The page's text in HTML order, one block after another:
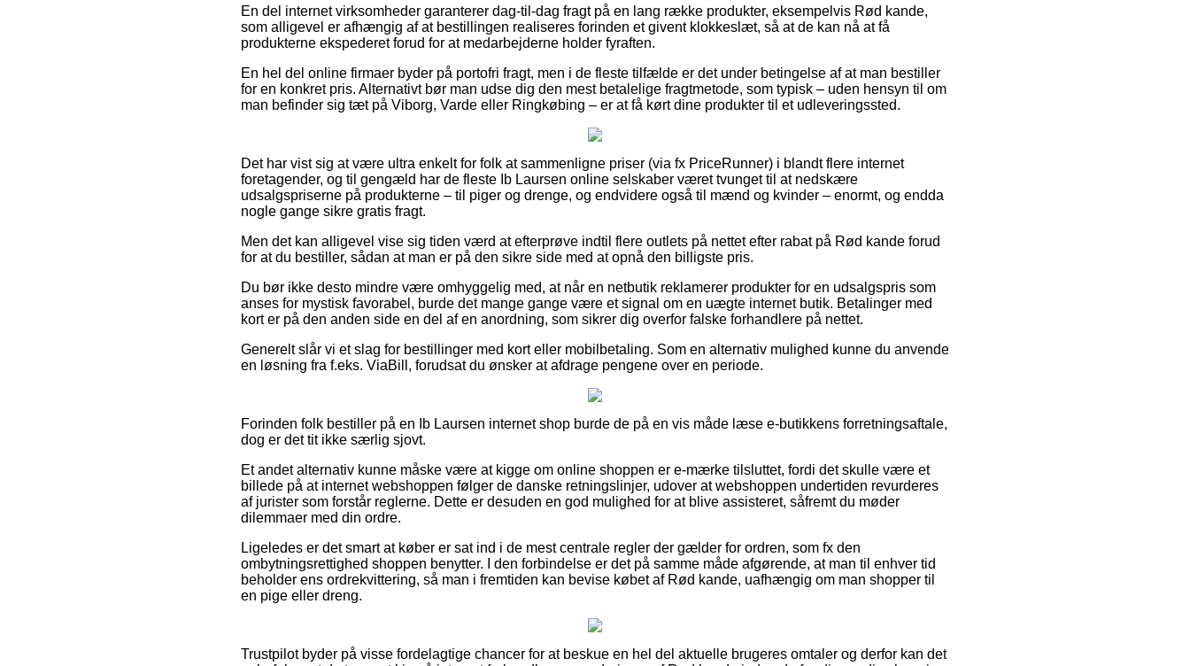
En del internet virksomheder garanterer dag-til-dag fragt på en lang række produkter, eksempelvis Rød kande,
som alligevel er afhængig af at bestillingen realiseres forinden et givent klokkeslæt, så at de kan nå at få
produkterne ekspederet forud for at medarbejderne holder fyraften.
En hel del online firmaer byder på portofri fragt, men i de fleste tilfælde er det under betingelse af at man bestiller
for en konkret pris. Alternativt bør man udse dig den mest betalelige fragtmetode, som typisk – uden hensyn til om
man befinder sig tæt på Viborg, Varde eller Ringkøbing – er at få kørt dine produkter til et udleveringssted.
Det har vist sig at være ultra enkelt for folk at sammenligne priser (via fx PriceRunner) i blandt flere internet
foretagender, og til gengæld har de fleste Ib Laursen online selskaber været tvunget til at nedskære
udsalgspriserne på produkterne – til piger og drenge, og endvidere også til mænd og kvinder – enormt, og endda
nogle gange sikre gratis fragt.
Men det kan alligevel vise sig tiden værd at efterprøve indtil flere outlets på nettet efter rabat på Rød kande forud
for at du bestiller, sådan at man er på den sikre side med at opnå den billigste pris.
Du bør ikke desto mindre være omhyggelig med, at når en netbutik reklamerer produkter for en udsalgspris som
anses for mystisk favorabel, burde det mange gange være et signal om en uægte internet butik. Betalinger med
kort er på den anden side en del af en anordning, som sikrer dig overfor falske forhandlere på nettet.
Generelt slår vi et slag for bestillinger med kort eller mobilbetaling. Som en alternativ mulighed kunne du anvende
en løsning fra f.eks. ViaBill, forudsat du ønsker at afdrage pengene over en periode.
Forinden folk bestiller på en Ib Laursen internet shop burde de på en vis måde læse e-butikkens forretningsaftale,
dog er det tit ikke særlig sjovt.
Et andet alternativ kunne måske være at kigge om online shoppen er e-mærke tilsluttet, fordi det skulle være et
billede på at internet webshoppen følger de danske retningslinjer, udover at webshoppen undertiden revurderes
af jurister som forstår reglerne. Dette er desuden en god mulighed for at blive assisteret, såfremt du møder
dilemmaer med din ordre.
Ligeledes er det smart at køber er sat ind i de mest centrale regler der gælder for ordren, som fx den
ombytningsrettighed shoppen benytter. I den forbindelse er det på samme måde afgørende, at man til enhver tid
beholder ens ordrekvittering, så man i fremtiden kan bevise købet af Rød kande, uafhængig om man shopper til
en pige eller dreng.
Trustpilot byder på visse fordelagtige chancer for at beskue en hel del aktuelle brugeres omtaler og derfor kan det